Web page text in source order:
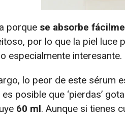
porque se absorbe
por lo que la piel luce
especialmente interesante.
lo peor de este sérum
posible que ‘pierdas’
60 ml. Aunque si tienes